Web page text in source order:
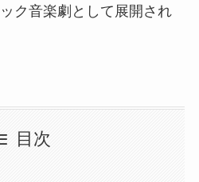
ク音楽劇として展開され
目次